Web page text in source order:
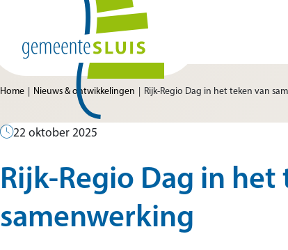
Ga naar de inhoud
Home van Gemeente Sluis
Home Nieuws & ontwikkelingen Rijk-Regio Dag in het teken van
22 oktober 2025
Rijk-Regio Dag in het
samenwerking